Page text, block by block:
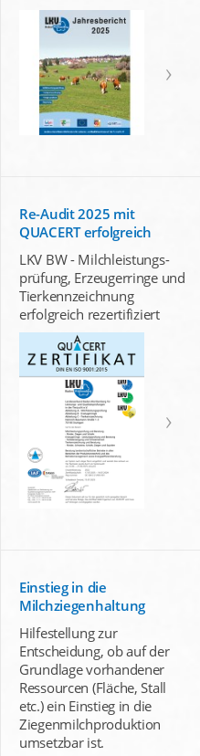
Re-Audit 2025 mit
QUACERT erfolgreich
LKV BW - Milchleistungs-
prüfung, Erzeugerringe und
Tierkennzeichnung
erfolgreich rezertifiziert
Einstieg in die
Milchziegenhaltung
Hilfestellung zur
Entscheidung, ob auf der
Grundlage vorhandener
Ressourcen (Fläche, Stall
etc.) ein Einstieg in die
Ziegenmilchproduktion
umsetzbar ist.